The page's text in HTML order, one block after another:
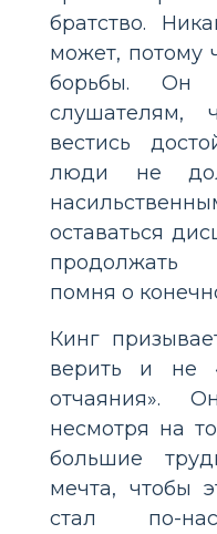
братство.
может, потому
борьбы. Он
слушателям,
вестись
люди не
оставаться
продолжать
помня о
Кинг
верить и не
отчаяния».
несмотря на
большие
мечта, чтобы
стал по-